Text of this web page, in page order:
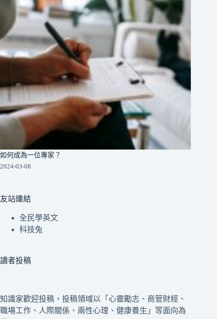
如何成為一位專家？
2024-03-08
友站連結
全民學英文
科技兔
讀者投稿
知識家歡迎投稿，投稿領域以「心靈勵志、商管財經、
職場工作、人際關係、兩性心理、健康養生」等面向為